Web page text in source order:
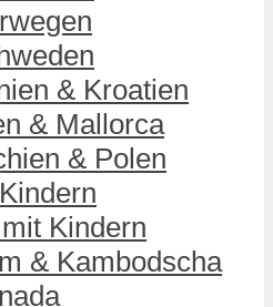
& Kroatien
& Mallorca
& Polen
Kindern
& Kambodscha